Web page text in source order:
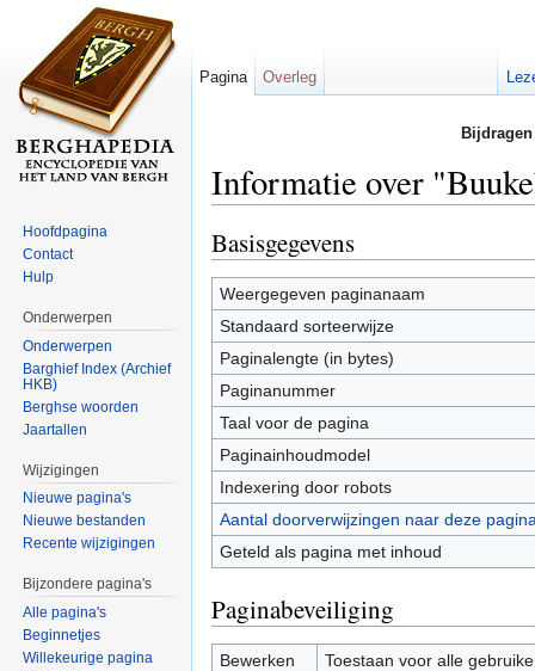
Informatie over
Basisgegevens
Weergegeven paginanaam
Standaard sorteerwijze
Paginalengte (in bytes)
Paginanummer
Taal voor de pagina
Paginainhoudmodel
Indexering door robots
Aantal doorverwijzingen naar deze
Geteld als pagina met inhoud
Paginabeveiliging
Bewerken
Toestaan voor alle
Pagina Overleg
Hoofdpagina
Contact
Hulp
Onderwerpen
Onderwerpen
Barghief Index (Archief
HKB)
Berghse woorden
Jaartallen
Wijzigingen
Nieuwe pagina's
Nieuwe bestanden
Recente wijzigingen
Bijzondere pagina's
Alle pagina's
Beginnetjes
Willekeurige pagina